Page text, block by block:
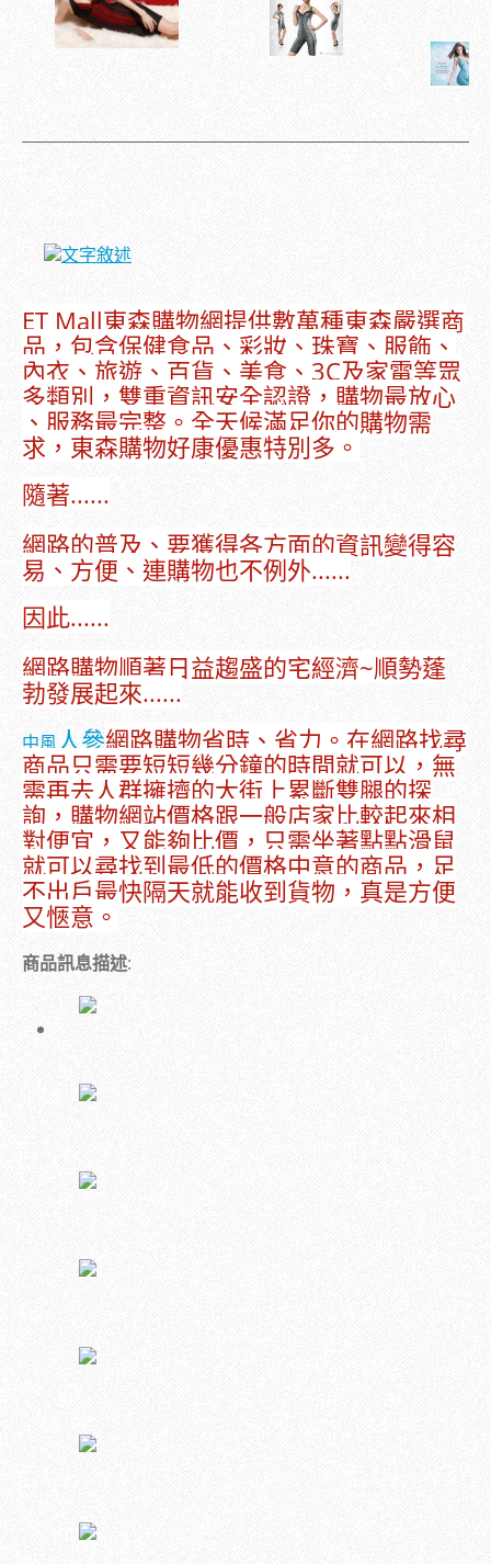
ET Mall東森購物網提供數萬種東森嚴選商
品，包含保健食品、彩妝、珠寶、服飾、
內衣、旅遊、百貨、美食、3C及家電等眾
多類別，雙重資訊安全認證，購物最放心
、服務最完整。全天候滿足你的購物需
求，東森購物好康優惠特別多。
隨著......
網路的普及、要獲得各方面的資訊變得容
易、方便、連購物也不例外......
因此......
網路購物順著日益趨盛的宅經濟~順勢蓬
勃發展起來......
中風人參網路購物省時、省力。在網路找尋
商品只需要短短幾分鐘的時間就可以，無
需再去人群擁擠的大街上累斷雙腿的探
詢，購物網站價格跟一般店家比較起來相
對便宜，又能夠比價，只需坐著點點滑鼠
就可以尋找到最低的價格中意的商品，足
不出戶最快隔天就能收到貨物，真是方便
又愜意。
商品訊息描述: